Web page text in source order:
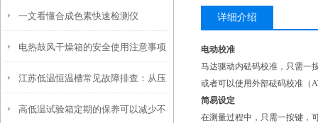
法！
一文看懂合成色素快速检测仪
电热鼓风干燥箱的安全使用注意事项
有哪些？
江苏低温恒温槽常见故障排查：从压
缩机不启动到温度漂移
高低温试验箱定期的保养可以减少不
详细介绍
电动校准
马达驱动内砝码校准，只需一
或者可以使用外部砝码校准（
简易设定
在测量过程中，只需一按键，